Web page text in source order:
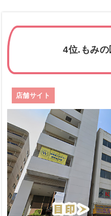
4位.もみ
店舗サイト